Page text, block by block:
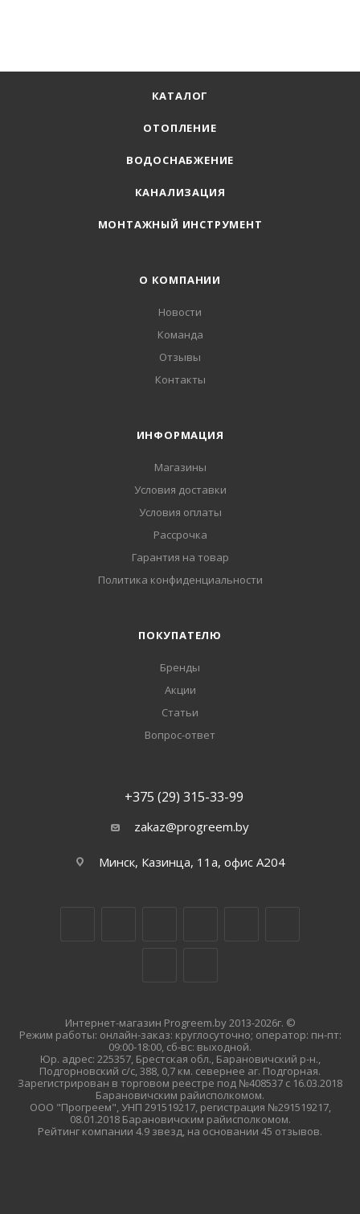
КАТАЛОГ
ОТОПЛЕНИЕ
ВОДОСНАБЖЕНИЕ
КАНАЛИЗАЦИЯ
МОНТАЖНЫЙ ИНСТРУМЕНТ
О КОМПАНИИ
Новости
Команда
Отзывы
Контакты
ИНФОРМАЦИЯ
Магазины
Условия доставки
Условия оплаты
Рассрочка
Гарантия на товар
Политика конфиденциальности
ПОКУПАТЕЛЮ
Бренды
Акции
Статьи
Вопрос-ответ
+375 (29) 315-33-99
zakaz@progreem.by
Минск, Казинца, 11а, офис А204
Интернет-магазин Progreem.by 2013-2026г. ©
Режим работы: онлайн-заказ: круглосуточно; оператор: пн-пт:
09:00-18:00, сб-вс: выходной.
Юр. адрес: 225357, Брестская обл., Барановичский р-н.,
Подгорновский с/с, 388, 0,7 км. севернее аг. Подгорная.
Зарегистрирован в торговом реестре под №408537 с 16.03.2018
Барановичским райисполкомом.
ООО "Прогреем", УНП 291519217, регистрация №291519217,
08.01.2018 Барановичским райисполкомом.
Рейтинг компании 4.9 звезд, на основании 45 отзывов.